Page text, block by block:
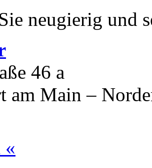
neugierig und
46 a
am Main –
«